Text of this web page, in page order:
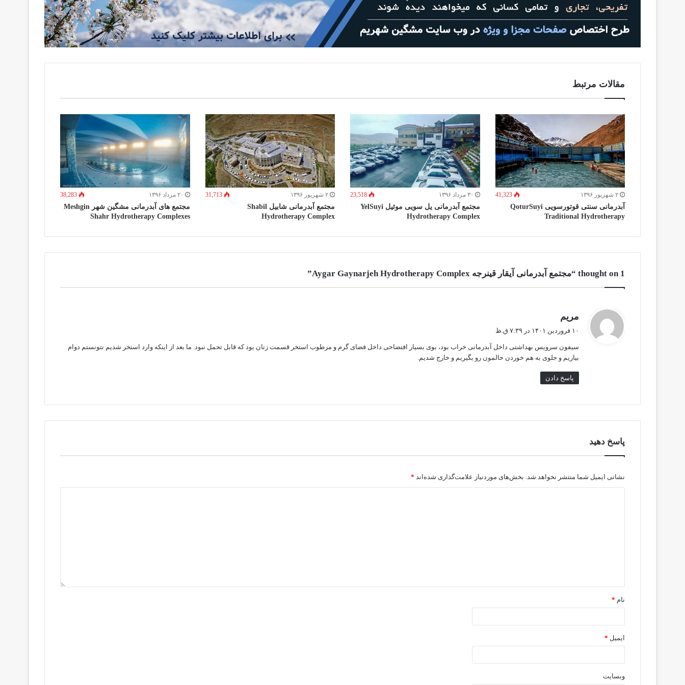
ط
ا
ی
م
مقالات مرتبط
۲ شهریور ۱۳۹۶ 41,323
آبدرمانی سنتی قوتورسویی QoturSuyi
Traditional Hydrotherapy
۳۰ مرداد ۱۳۹۶ 23,518
مجتمع آبدرمانی یل سویی موئیل YelSuyi
Hydrotherapy Complex
۲ شهریور ۱۳۹۶ 31,713
مجتمع آبدرمانی شابیل Shabil
Hydrotherapy Complex
۲۰ مرداد ۱۳۹۶ 38,283
مجتمع های آبدرمانی مشگین شهر Meshgin
Shahr Hydrotherapy Complexes
1 thought on “مجتمع آبدرمانی آیقار قینرجه Aygar Gaynarjeh Hydrotherapy Complex”
مریم
:
۱۰ فروردین ۱۴۰۱ در ۷:۳۹ ق.ظ
سیفون سرویس بهداشتی داخل آبدرمانی خراب بود، بوی بسیار افتضاحی داخل فضای گرم و مرطوب استخر قسمت زنان بود که قابل تحمل نبود. ما بعد از اینکه وارد استخر شدیم نتونستم دوام
بیاریم و جلوی به هم خوردن حالمون رو بگیریم و خارج شدیم.
پاسخ دادن
پاسخ دهید
نشانی ایمیل شما منتشر نخواهد شد. بخش‌های موردنیاز علامت‌گذاری شده‌اند *
نام *
ایمیل *
وبسایت